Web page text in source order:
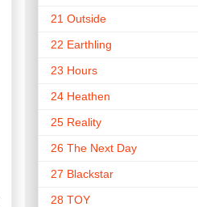
21 Outside
22 Earthling
23 Hours
24 Heathen
25 Reality
26 The Next Day
27 Blackstar
28 TOY